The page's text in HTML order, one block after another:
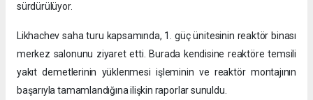
sürdürülüyor.
Likhachev saha turu kapsamında, 1. güç ünitesinin reaktör binası
merkez salonunu ziyaret etti. Burada kendisine reaktöre temsili
yakıt demetlerinin yüklenmesi işleminin ve reaktör montajının
başarıyla tamamlandığına ilişkin raporlar sunuldu.